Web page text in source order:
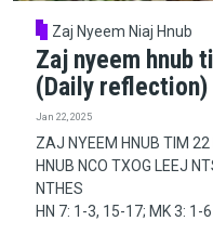
Zaj Nyeem Niaj Hnub
Zaj nyeem hnub
(Daily reflection)
Jan 22, 2025
ZAJ NYEEM HNUB TIM
HNUB NCO TXOG LEEJ
NTHES
HN 7: 1-3, 15-17; MK 3: 1-6